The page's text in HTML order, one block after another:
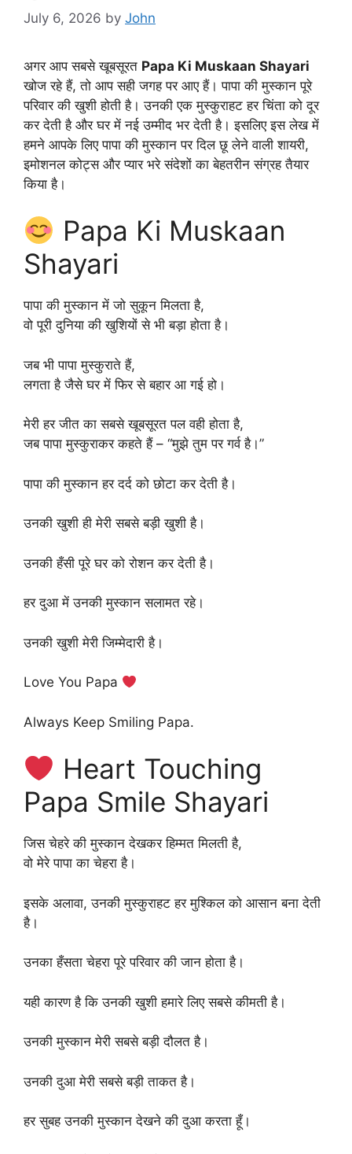
July 6, 2026 by John
अगर आप सबसे खूबसूरत Papa Ki Muskaan Shayari
खोज रहे हैं, तो आप सही जगह पर आए हैं। पापा की मुस्कान पूरे
परिवार की खुशी होती है। उनकी एक मुस्कुराहट हर चिंता को दूर
कर देती है और घर में नई उम्मीद भर देती है। इसलिए इस लेख में
हमने आपके लिए पापा की मुस्कान पर दिल छू लेने वाली शायरी,
इमोशनल कोट्स और प्यार भरे संदेशों का बेहतरीन संग्रह तैयार
किया है।
Papa Ki Muskaan
Shayari
पापा की मुस्कान में जो सुकून मिलता है,
वो पूरी दुनिया की खुशियों से भी बड़ा होता है।
जब भी पापा मुस्कुराते हैं,
लगता है जैसे घर में फिर से बहार आ गई हो।
मेरी हर जीत का सबसे खूबसूरत पल वही होता है,
जब पापा मुस्कुराकर कहते हैं – “मुझे तुम पर गर्व है।”
पापा की मुस्कान हर दर्द को छोटा कर देती है।
उनकी खुशी ही मेरी सबसे बड़ी खुशी है।
उनकी हँसी पूरे घर को रोशन कर देती है।
हर दुआ में उनकी मुस्कान सलामत रहे।
उनकी खुशी मेरी जिम्मेदारी है।
Love You Papa
Always Keep Smiling Papa.
Heart Touching
Papa Smile Shayari
जिस चेहरे की मुस्कान देखकर हिम्मत मिलती है,
वो मेरे पापा का चेहरा है।
इसके अलावा, उनकी मुस्कुराहट हर मुश्किल को आसान बना देती
है।
उनका हँसता चेहरा पूरे परिवार की जान होता है।
यही कारण है कि उनकी खुशी हमारे लिए सबसे कीमती है।
उनकी मुस्कान मेरी सबसे बड़ी दौलत है।
उनकी दुआ मेरी सबसे बड़ी ताकत है।
हर सुबह उनकी मुस्कान देखने की दुआ करता हूँ।